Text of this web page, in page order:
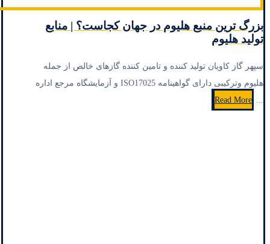
بزرگ ترین منبع هلیوم در جهان کجاست؟ | منابع
تولید هلیوم
سپهر گاز کاویان تولید کننده و تامین کننده گازهای خالص از جمله
هلیوم وترکیبی دارای گواهینامه ISO17025 و آزمایشگاه مرجع اداره
Read More